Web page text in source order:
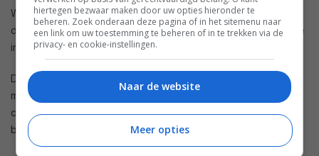
WiZ-architectuur, kunnen huidige gebruikers de systemen
direct integreren in hun actuele installatie via de WiZ-app. De
installatiewijze via wifi blijft ongewijzigd.
De nieuwe Philips Smart Lighting-producten liggen vanaf
midden juni 2026 in de winkels. Prijzen voor de losse
componenten en de Sync Box-pakketten zijn nog niet
bekendgemaakt.
hiertegen bezwaar maken door uw opties hieronder te
beheren. Zoek onderaan deze pagina of in het sitemenu naar
een link om uw toestemming te beheren of in te trekken via de
privacy- en cookie-instellingen.
Naar de website
Meer opties